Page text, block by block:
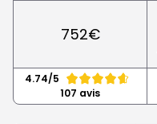
752€
4.74/5
107 avis